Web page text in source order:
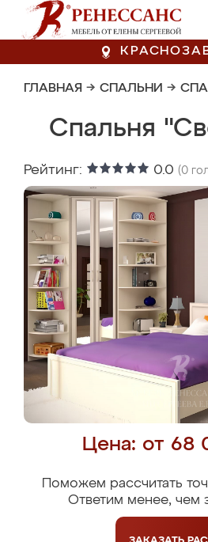
ГЛАВНАЯ → СПАЛЬНИ →
Спальня
Рейтинг: 0.0 (0
Цена: от 68
Поможем рассчитать
Ответим менее, чем